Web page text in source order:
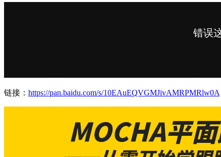
链接： https://pan.baidu.com/s/10EAuEQVGMJivAMRPMRlw0A